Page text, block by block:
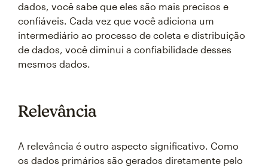
dados, você sabe que eles são mais precisos e
confiáveis. Cada vez que você adiciona um
intermediário ao processo de coleta e distribuição
de dados, você diminui a confiabilidade desses
mesmos dados.
Relevância
A relevância é outro aspecto significativo. Como
os dados primários são gerados diretamente pelo